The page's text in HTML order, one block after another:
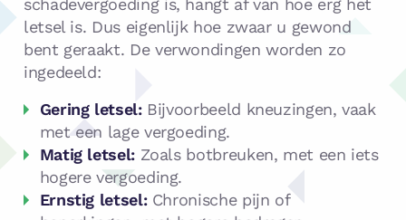
schadevergoeding is, hangt af van hoe erg het
letsel is. Dus eigenlijk hoe zwaar u gewond
bent geraakt. De verwondingen worden zo
ingedeeld:
Gering letsel:Bijvoorbeeld kneuzingen, vaak
met een lage vergoeding.
Matig letsel:Zoals botbreuken, met een iets
hogere vergoeding.
Ernstig letsel:Chronische pijn of